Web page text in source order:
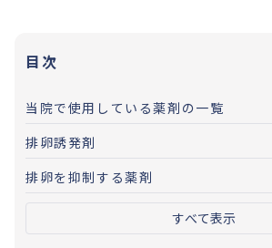
目次
当院で使用している薬剤の一覧
排卵誘発剤
排卵を抑制する薬剤
すべて表示